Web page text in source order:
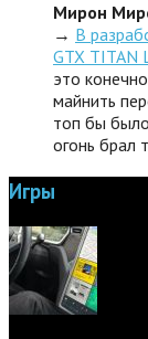
Мирон
→ В
GTX TITAN
это
майнить
топ бы
огонь брал
Игры